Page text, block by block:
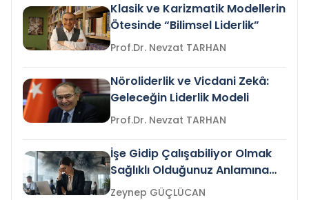
Klasik ve Karizmatik Modellerin
Ötesinde “Bilimsel Liderlik”
Prof.Dr. Nevzat TARHAN
Nöroliderlik ve Vicdani Zekâ:
Geleceğin Liderlik Modeli
Prof.Dr. Nevzat TARHAN
İşe Gidip Çalışabiliyor Olmak
Sağlıklı Olduğunuz Anlamına
Gelir mi?Zeynep GÜÇLÜCAN